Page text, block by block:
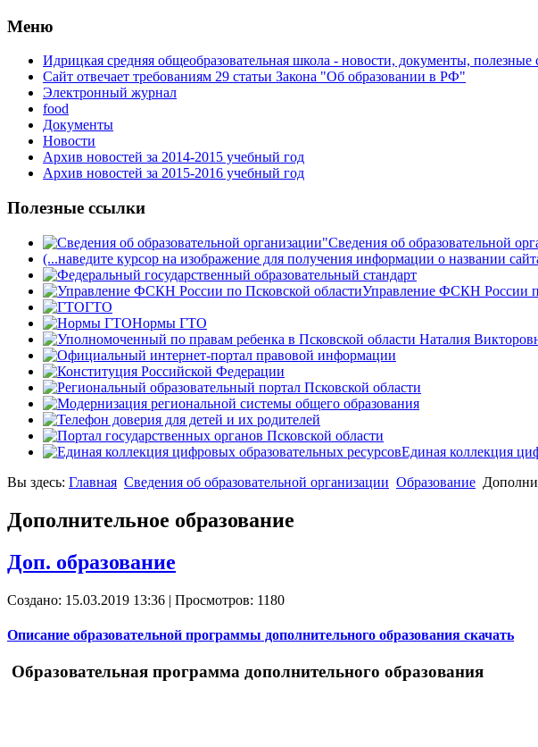
Мeню
Идрицкая средняя общеобразовательная школа - новости, документы, полезные
Сайт отвечает требованиям 29 cтатьи Закона "Об образовании в РФ"
Электронный журнал
food
Документы
Новости
Архив новостей за 2014-2015 учебный год
Архив новостей за 2015-2016 учебный год
Полезные ссылки
Сведения об образовательной
(...наведите курсор на изображение для получения информации о названии
Управление ФСКН России
ГТО
Нормы ГТО
Единая коллекция
Вы здесь: Главная Сведения об образовательной организации Образование
Дополнительное образование
Доп. образование
Создано: 15.03.2019 13:36 | Просмотров: 1180
Описание образовательной программы дополнительного образования скачать
Образовательная программа дополнительного образования